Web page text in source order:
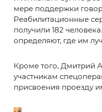
мере поддержки
Реабилитационные
получили 182
определяют, где им
Кроме того, Дмитрий
участникам
присвоения проезду